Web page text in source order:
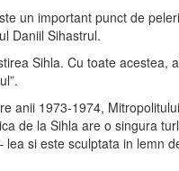
un important punct de
Daniil Sihastrul.
Sihla. Cu toate acestea,
anii 1973-1974,
de la Sihla are o singura
si este sculptata in lemn